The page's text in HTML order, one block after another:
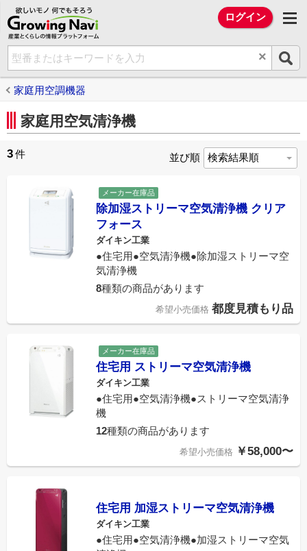
欲しいモノ 何でもそろう Growing Navi（
ログイン
×
家庭用空調機器
家庭用空気清浄機
3件 並び順
メーカー在庫品
除加湿ストリーマ空気清浄機 クリア
フォース
ダイキン工業
●住宅用●空気清浄機●除加湿ストリーマ空
気清浄機
8種類の商品があります
希望小売価格 都度見積もり品
メーカー在庫品
住宅用 ストリーマ空気清浄機
ダイキン工業
●住宅用●空気清浄機●ストリーマ空気清浄
機
12種類の商品があります
希望小売価格 ￥58,000〜
住宅用 加湿ストリーマ空気清浄機
ダイキン工業
●住宅用●空気清浄機●加湿ストリーマ空気